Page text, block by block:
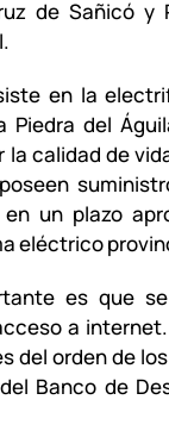
de Sañicó y
en la
Piedra del
calidad de
un plazo
eléctrico
es que
a
del orden de
Banco de